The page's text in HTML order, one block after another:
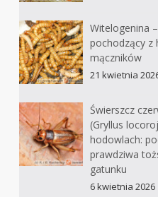
Witelogenina
pochodzący z
mączników
21 kwietnia
Świerszcz
(Gryllus
hodowlach:
prawdziwa
gatunku
6 kwietnia 2026